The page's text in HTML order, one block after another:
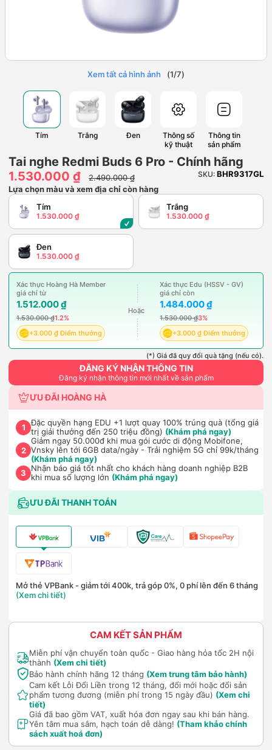
Xem tất cả hình ảnh (1/7)
Tím Trắng Đen
Thông số
kỹ thuật
Thông tin
sản phẩm
Tai nghe Redmi Buds 6 Pro - Chính hãng
1.530.000 ₫
2.490.000 ₫ SKU: BHR9317GL
Lựa chọn màu và xem địa chỉ còn hàng
Tím
1.530.000 ₫
Trắng
1.530.000 ₫
Đen
1.530.000 ₫
Xác thực Hoàng Hà Member
giá chỉ từ
1.512.000 ₫
1.530.000 ₫1.2%
+3.000 ₫ Điểm thưởng
Hoặc
Xác thực Edu (HSSV - GV)
giá chỉ còn
1.484.000 ₫
1.530.000 ₫3%
+3.000 ₫ Điểm thưởng
(*) Giá đã quy đổi quà tặng (nếu có).
ĐĂNG KÝ NHẬN THÔNG TIN
Đăng ký nhận thông tin mới nhất về sản phẩm
ƯU ĐÃI HOÀNG HÀ
1
Đặc quyền hạng EDU +1 lượt quay 100% trúng quà (tổng giá
trị giải thưởng đến 250 triệu đồng) (Khám phá ngay)
2
Giảm ngay 50.000đ khi mua gói cước di động Mobifone,
Vnsky lên tới 6GB data/ngày - Trải nghiệm 5G chỉ 99k/tháng
(Khám phá ngay)
3
Nhận báo giá tốt nhất cho khách hàng doanh nghiệp B2B
khi mua số lượng lớn (Khám phá ngay)
ƯU ĐÃI THANH TOÁN
Mở thẻ VPBank - giảm tới 400k, trả góp 0%, 0 phí lên đến 6 tháng
(Xem chi tiết)
CAM KẾT SẢN PHẨM
Miễn phí vận chuyển toàn quốc - Giao hàng hỏa tốc 2H nội
thành (Xem chi tiết)
Bảo hành chính hãng 12 tháng (Xem trung tâm bảo hành)
Cam kết Lỗi Đổi Liền trong 12 tháng, đổi mới hoặc đổi sản
phẩm tương đương (miễn phí trong 15 ngày đầu) (Xem chi
tiết)
Giá đã bao gồm VAT, xuất hóa đơn ngay sau khi bán hàng.
Yên tâm mua sắm, hạch toán dễ dàng! (Tham khảo chính
sách xuất hoá đơn)